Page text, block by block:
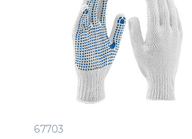
Прочий инструмент
67703